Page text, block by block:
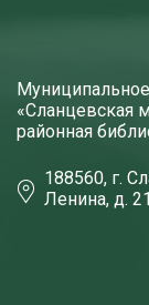
«Сланцевская
районная
188560, г.
Ленина, д. 21